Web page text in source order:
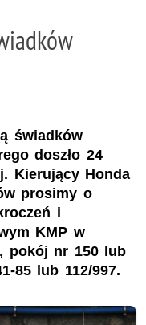
świadków
doszło 24
Kierujący Honda
prosimy o
i
KMP w
pokój nr 150 lub
85 lub 112/997.